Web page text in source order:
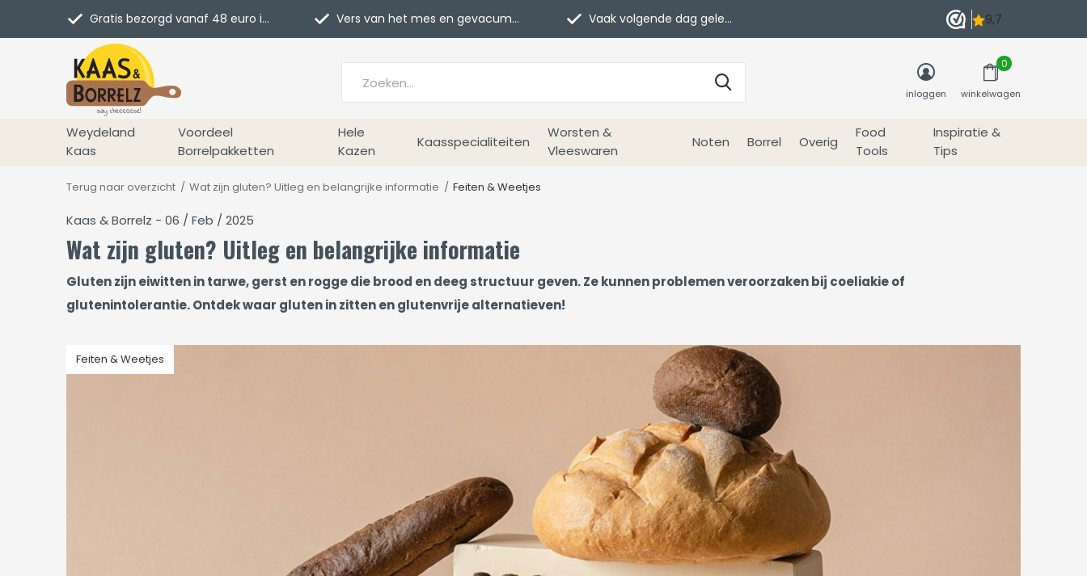
Weydeland
Kaas
Voordeel
Borrelpakketten
Hele
Kazen
Kaasspecialiteiten
Worsten &
Vleeswaren
Noten Borrel Overig
Food
Tools
Inspiratie &
Tips
inloggen winkelwagen
0
Gratis bezorgd vanaf 48 euro in NL Vers van het mes en gevacumeerd Vaak volgende dag geleverd
Terug naar overzicht Wat zijn gluten? Uitleg en belangrijke informatie Feiten & Weetjes
Kaas & Borrelz - 06 / Feb / 2025
Wat zijn gluten? Uitleg en belangrijke informatie
Gluten zijn eiwitten in tarwe, gerst en rogge die brood en deeg structuur geven. Ze kunnen problemen veroorzaken bij coeliakie of
glutenintolerantie. Ontdek waar gluten in zitten en glutenvrije alternatieven!
Feiten & Weetjes